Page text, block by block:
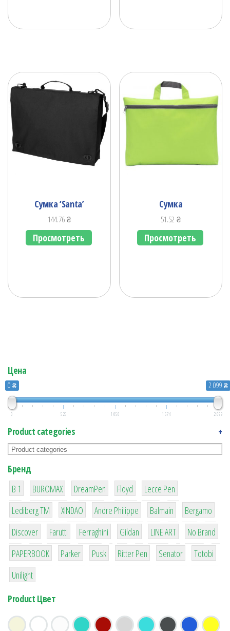
Сумка ‘Santa’
144.76₴
Просмотреть
Сумка
51.52₴
Просмотреть
Цена
0 ₴ 2 099 ₴
0 525 1 050 1 574 2 099
Product categories +
Бренд
B 1
1
BUROMAX
1
DreamPen
2
Floyd
2
Lecce Pen
3
Lediberg ТМ
3
XINDAO
1
Andre Philippe
4
Balmain
26
Bergamo
64
Discover
299
Farutti
4
Ferraghini
42
Gildan
4
LINE ART
90
No Brand
8
PAPERBOOK
6
Parker
2
Pusk
22
Ritter Pen
15
Senator
43
Totobi
1
Unilight
Product Цвет